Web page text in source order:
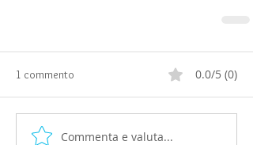
1 commento 0.0/5 (0)
Commenta e valuta...